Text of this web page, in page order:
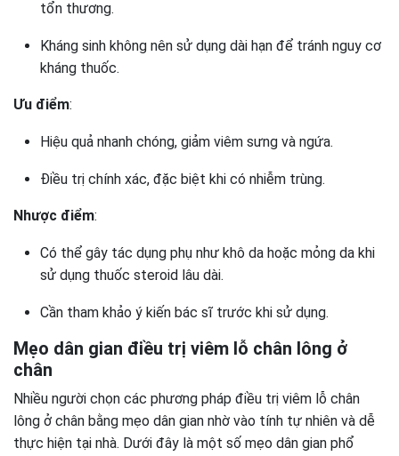
tổn thương.
Kháng sinh không nên sử dụng dài hạn để tránh nguy cơ
kháng thuốc.
Ưu điểm:
Hiệu quả nhanh chóng, giảm viêm sưng và ngứa.
Điều trị chính xác, đặc biệt khi có nhiễm trùng.
Nhược điểm:
Có thể gây tác dụng phụ như khô da hoặc mỏng da khi
sử dụng thuốc steroid lâu dài.
Cần tham khảo ý kiến bác sĩ trước khi sử dụng.
Mẹo dân gian điều trị viêm lỗ chân lông ở
chân
Nhiều người chọn các phương pháp điều trị viêm lỗ chân
lông ở chân bằng mẹo dân gian nhờ vào tính tự nhiên và dễ
thực hiện tại nhà. Dưới đây là một số mẹo dân gian phổ